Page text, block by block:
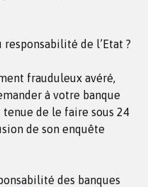
de l’Etat ?
frauduleux avéré,
à votre banque
de le faire sous 24
de son enquête
des banques